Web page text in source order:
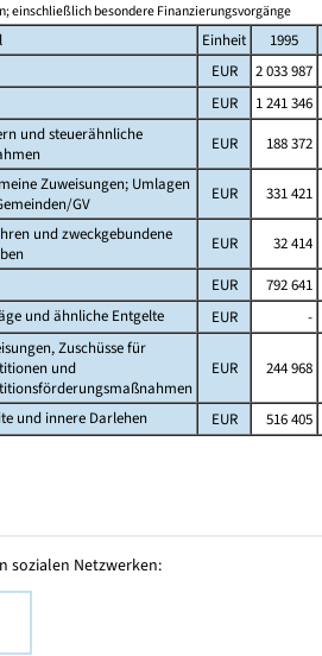
einschließlich besondere Finanzierungsvorgänge
Einheit 1995
EUR 2 033 987
EUR 1 241 346
und steuerähnliche
EUR 188 372
Zuweisungen; Umlagen
GV
EUR 331 421
und zweckgebundene
EUR 32 414
EUR 792 641
und ähnliche Entgelte EUR -
Zuschüsse für
und
EUR 244 968
und innere Darlehen EUR 516 405
sozialen Netzwerken: